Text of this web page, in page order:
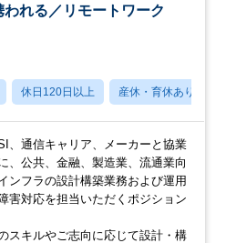
れる／リモートワーク
休日120日以上 産休・育休あり
、通信キャリア、メーカーと協業
、公共、金融、製造業、流通業向
ンフラの設計構築業務および運用
害対応を担当いただくポジション
スキルやご志向に応じて設計・構